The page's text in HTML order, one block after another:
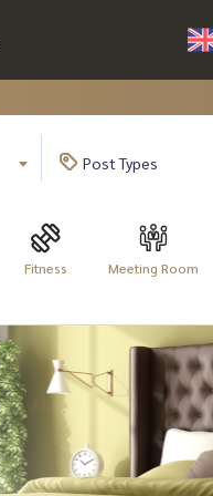
PostTypes
Fitness Meeting Room